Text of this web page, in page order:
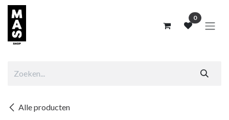
Overslaan naar inhoud
0
Alle producten